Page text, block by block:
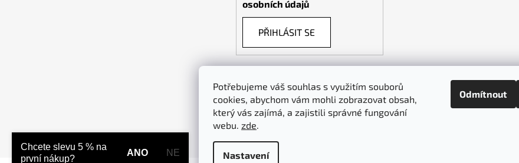
Potřebujeme váš souhlas s využitím souborů
cookies, abychom vám mohli zobrazovat obsah,
který vás zajímá, a zajistili správné fungování
webu. zde.
Nastavení
Odmítnout
osobních údajů
PŘIHLÁSIT SE
piktogramy-cedule.cz denex.cz
Chcete slevu 5 % na
první nákup?
ANO NE